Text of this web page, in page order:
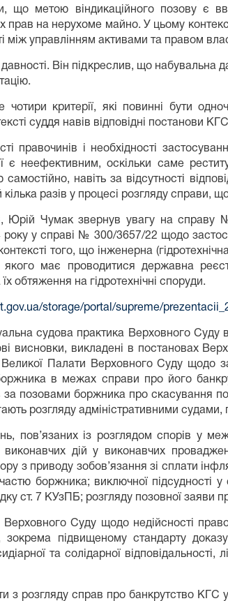
що метою віндикаційного позову є
на нерухоме майно. У цьому
між управлінням активами та правом
Він підкреслив, що набувальна
критерії, які повинні бути
суддя навів відповідні
правочинів і необхідності
є неефективним, оскільки саме
навіть за відсутності
разів у процесі розгляду справи,
Чумак звернув увагу на справу №
у справі № 300/3657/22 щодо
того, що інженерна
має проводитися державна
обтяження на гідротехнічні споруди.
storage/portal/supreme/
судова практика Верховного Суду
висновки, викладені в постановах
Палати Верховного Суду щодо
в межах справи про його
позовами боржника про скасування
розгляду адміністративними
пов’язаних із розглядом спорів у
дій у виконавчих
з приводу зобов’язання зі сплати
боржника; виключної
ст. 7 КУзПБ; розгляду позовної заяви
Суду щодо недійсності
підвищеному стандарту
та солідарної
з розгляду справ про банкрутство